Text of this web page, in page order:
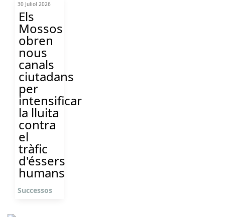
30 Juliol 2026
Els
Mossos
obren
nous
canals
ciutadans
per
intensificar
la lluita
contra
el
tràfic
d'éssers
humans
Successos